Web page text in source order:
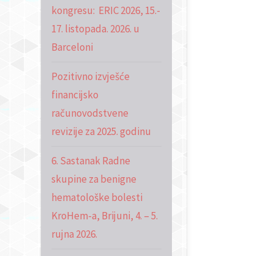
kongresu: ERIC 2026, 15.-
17. listopada. 2026. u
Barceloni
Pozitivno izvješće
financijsko
računovodstvene
revizije za 2025. godinu
6. Sastanak Radne
skupine za benigne
hematološke bolesti
KroHem-a, Brijuni, 4. – 5.
rujna 2026.